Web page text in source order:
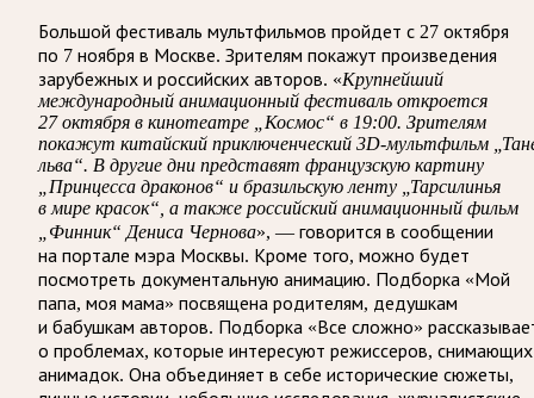
Большой фестиваль мультфильмов пройдет с 27 октября
по 7 ноября в Москве. Зрителям покажут произведения
зарубежных и российских авторов. «Крупнейший
международный анимационный фестиваль откроется
27 октября в кинотеатре „Космос“ в 19:00. Зрителям
покажут китайский приключенческий 3D-мультфильм
льва“. В другие дни представят французскую картину
„Принцесса драконов“ и бразильскую ленту „Тарсилинья
в мире красок“, а также российский анимационный фильм
„Финник“ Дениса Чернова», — говорится в сообщении
на портале мэра Москвы. Кроме того, можно будет
посмотреть документальную анимацию. Подборка «Мой
папа, моя мама» посвящена родителям, дедушкам
и бабушкам авторов. Подборка «Все сложно»
о проблемах, которые интересуют режиссеров, снимающих
анимадок. Она объединяет в себе исторические сюжеты,